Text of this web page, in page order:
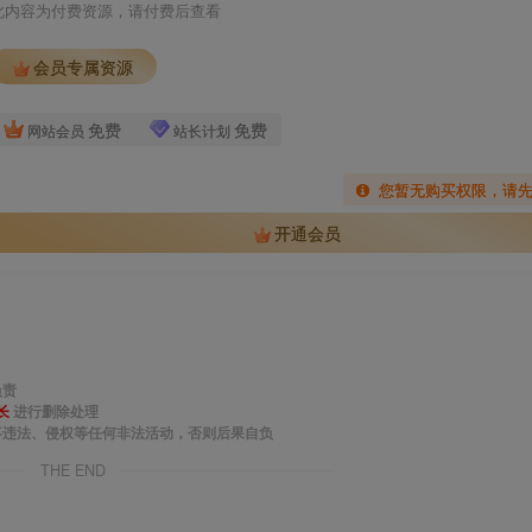
内容为付费资源，请付费后查看
会员专属资源
网站会员 免费 站长计划 免费
您暂无购买权限，请
开通会员
进行删除处理
法、侵权等任何非法活动，否则后果自负
THE END